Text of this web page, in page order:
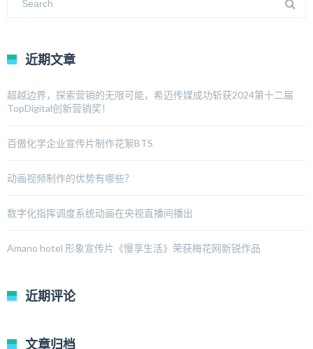
近期文章
超越边界，探索营销的无限可能，希迈传媒成功斩获2024第十二届
TopDigital创新营销奖！
百傲化学企业宣传片制作花絮BTS
动画视频制作的优势有哪些？
数字化指挥调度系统动画在央视直播间播出
Amano hotel 形象宣传片《慢享生活》荣获梅花网新锐作品
近期评论
文章归档